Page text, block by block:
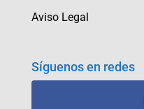
Aviso Legal
Síguenos en redes